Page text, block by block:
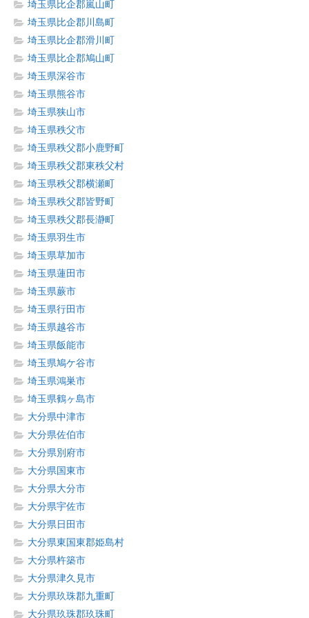
埼玉県比企郡嵐山町
埼玉県比企郡川島町
埼玉県比企郡滑川町
埼玉県比企郡鳩山町
埼玉県深谷市
埼玉県熊谷市
埼玉県狭山市
埼玉県秩父市
埼玉県秩父郡小鹿野町
埼玉県秩父郡東秩父村
埼玉県秩父郡横瀬町
埼玉県秩父郡皆野町
埼玉県秩父郡長瀞町
埼玉県羽生市
埼玉県草加市
埼玉県蓮田市
埼玉県蕨市
埼玉県行田市
埼玉県越谷市
埼玉県飯能市
埼玉県鳩ケ谷市
埼玉県鴻巣市
埼玉県鶴ヶ島市
大分県中津市
大分県佐伯市
大分県別府市
大分県国東市
大分県大分市
大分県宇佐市
大分県日田市
大分県東国東郡姫島村
大分県杵築市
大分県津久見市
大分県玖珠郡九重町
大分県玖珠郡玖珠町